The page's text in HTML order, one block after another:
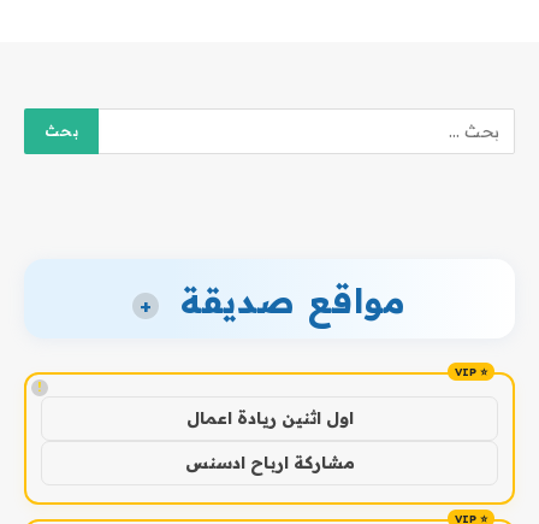
مواقع صديقة +
!
اول اثنين ريادة اعمال
مشاركة ارباح ادسنس